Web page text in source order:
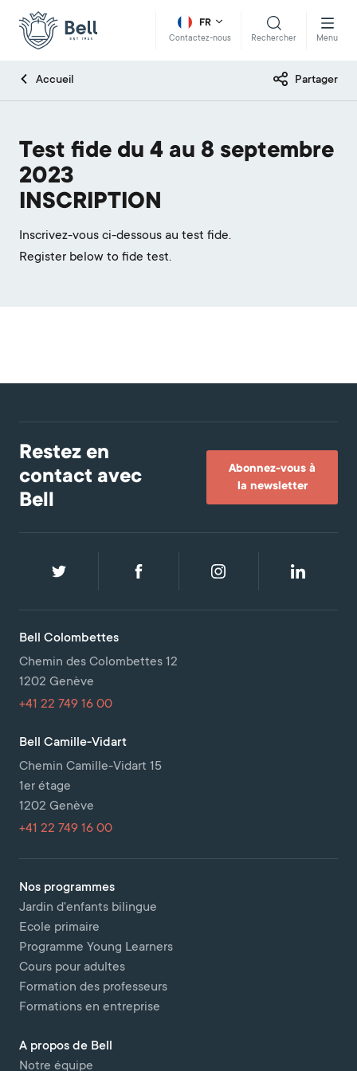
FR
Contactez-nous Rechercher Menu
Accueil Partager
Test fide du 4 au 8 septembre
2023
INSCRIPTION
Inscrivez-vous ci-dessous au test fide.
Register below to fide test.
Restez en
contact avec
Bell
Abonnez-vous à
la newsletter
Nos programmes
Jardin d'enfants bilingue
Ecole primaire
Programme Young Learners
Cours pour adultes
Formation des professeurs
Formations en entreprise
A propos de Bell
Notre équipe
Bell Colombettes
Chemin des Colombettes 12
1202 Genève
+41 22 749 16 00
Bell Camille-Vidart
Chemin Camille-Vidart 15
1er étage
1202 Genève
+41 22 749 16 00